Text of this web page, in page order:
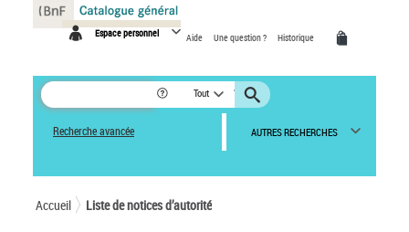
Espace personnel Aide Une question ? Historique
Tout
Recherche avancée AUTRES RECHERCHES
Accueil Liste de notices d’autorité
Panneau de gestion des cookies